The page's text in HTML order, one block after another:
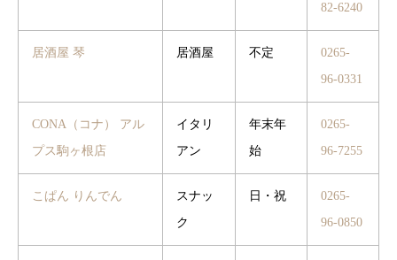
82-6240
居酒屋 琴 居酒屋 不定
0265-
96-0331
CONA（コナ） アル
プス駒ヶ根店
イタリ
アン
年末年
始
0265-
96-7255
こぱん りんでん
スナッ
ク
日・祝
0265-
96-0850